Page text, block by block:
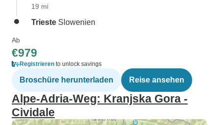
19 mi
Trieste Slowenien
Ab
€979
Registrieren to unlock savings
Broschüre herunterladen Reise ansehen
Alpe-Adria-Weg: Kranjska Gora -
Cividale